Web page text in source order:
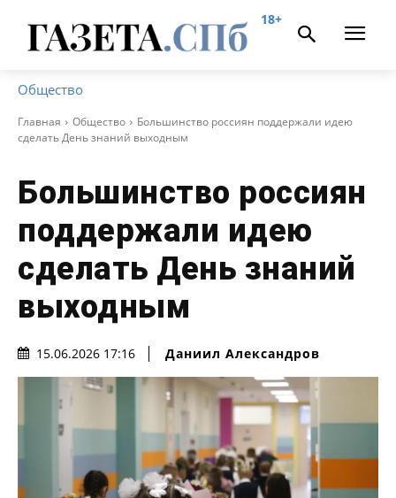
18+
Общество
Главная Общество
Большинство россиян поддержали идею
сделать День знаний выходным
Большинство россиян
поддержали идею
сделать День знаний
выходным
15.06.2026 17:16 Даниил Александров